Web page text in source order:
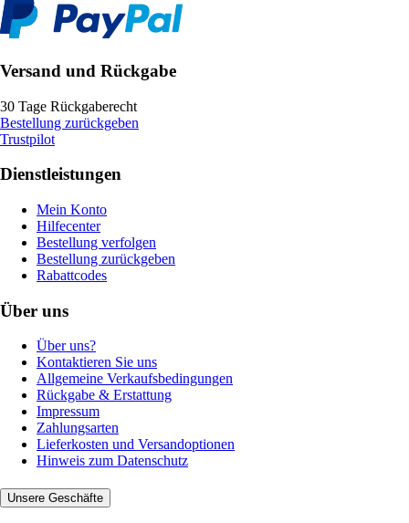
Versand und Rückgabe
30 Tage Rückgaberecht
Bestellung zurückgeben
Trustpilot
Dienstleistungen
Mein Konto
Hilfecenter
Bestellung verfolgen
Bestellung zurückgeben
Rabattcodes
Über uns
Über uns?
Kontaktieren Sie uns
Allgemeine Verkaufsbedingungen
Rückgabe & Erstattung
Impressum
Zahlungsarten
Lieferkosten und Versandoptionen
Hinweis zum Datenschutz
Unsere Geschäfte